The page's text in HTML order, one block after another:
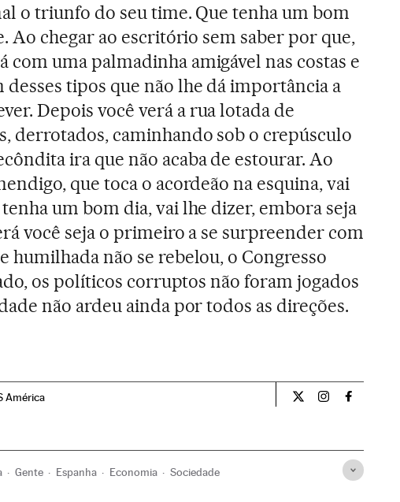
o triunfo do seu time. Que tenha um bom
Ao chegar ao escritório sem saber por que,
com uma palmadinha amigável nas costas e
tipos que não lhe dá importância a
Depois você verá a rua lotada de
derrotados, caminhando sob o crepúsculo
ira que não acaba de estourar. Ao
que toca o acordeão na esquina, vai
um bom dia, vai lhe dizer, embora seja
você seja o primeiro a se surpreender com
humilhada não se rebelou, o Congresso
os políticos corruptos não foram jogados
não ardeu ainda por todos as direções.
América Opiniao El País
Opiniao El
Opiniao
Gente Espanha Economia Sociedade